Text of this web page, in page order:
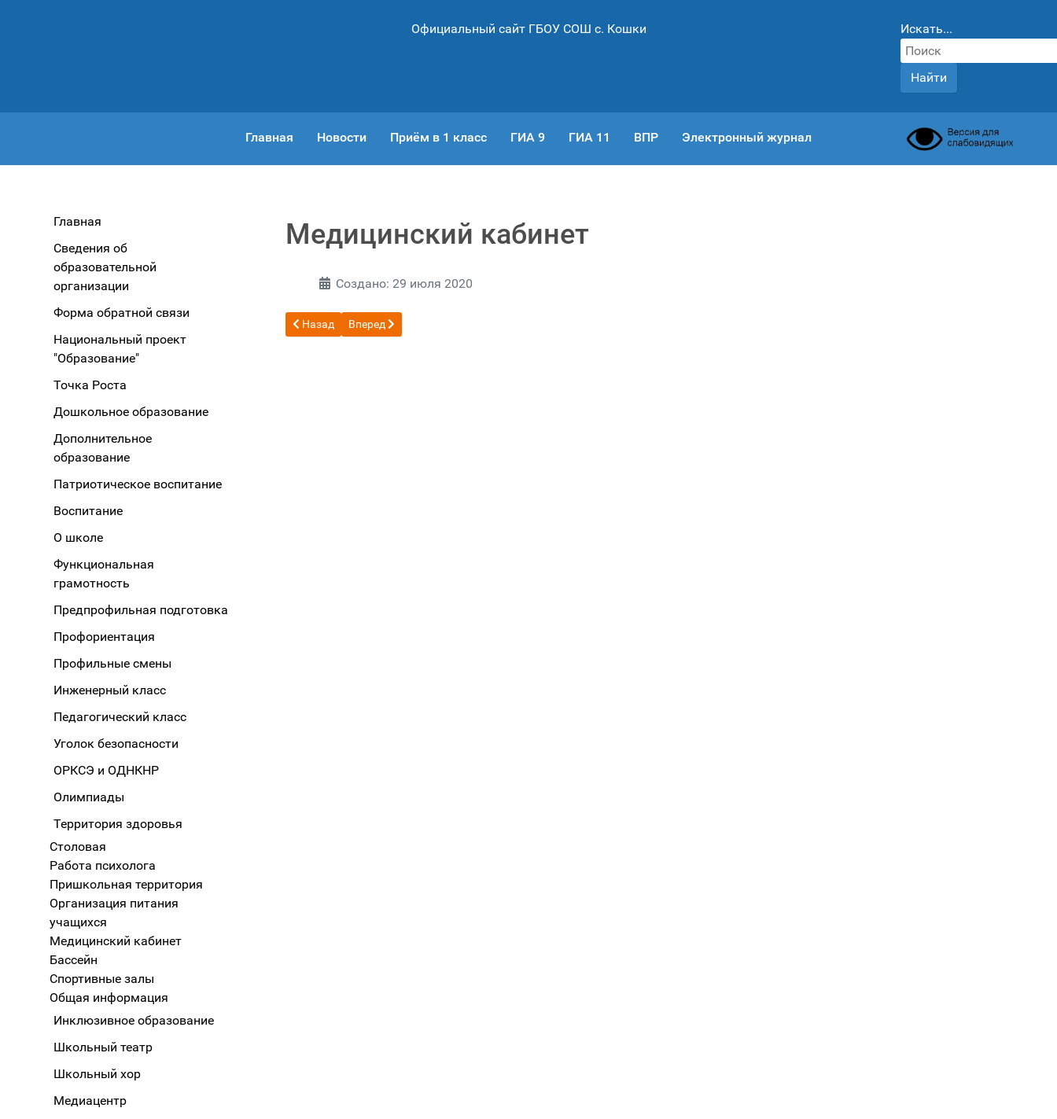
Официальный сайт ГБОУ СОШ с. Кошки Искать...
Найти
Главная Новости Приём в 1 класс ГИА 9 ГИА 11 ВПР Электронный журнал
Главная
Сведения об
образовательной
организации
Форма обратной связи
Национальный проект
"Образование"
Точка Роста
Дошкольное образование
Дополнительное
образование
Патриотическое воспитание
Воспитание
О школе
Функциональная
грамотность
Предпрофильная подготовка
Профориентация
Профильные смены
Инженерный класс
Педагогический класс
Уголок безопасности
ОРКСЭ и ОДНКНР
Олимпиады
Территория здоровья
Столовая
Работа психолога
Пришкольная территория
Организация питания
учащихся
Медицинский кабинет
Бассейн
Спортивные залы
Общая информация
Инклюзивное образование
Школьный театр
Школьный хор
Медиацентр
Медицинский кабинет
Создано: 29 июля 2020
Предыдущий: Столовая
Назад Следующий: Музей
Вперед